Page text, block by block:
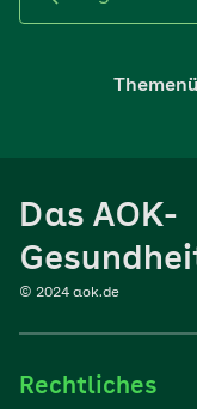
Sport
Reisen
Das AOK-
© 2024 aok.de
Rechtliches